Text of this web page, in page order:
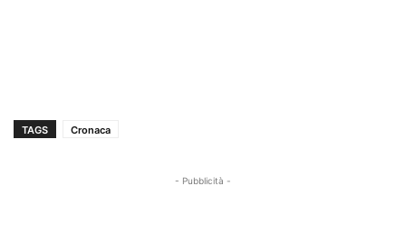
TAGS Cronaca
- Pubblicità -